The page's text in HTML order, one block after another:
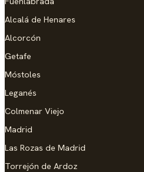
Alcalá de Henares
Alcorcón
Getafe
Móstoles
Leganés
Colmenar Viejo
Madrid
Las Rozas de Madrid
Torrejón de Ardoz